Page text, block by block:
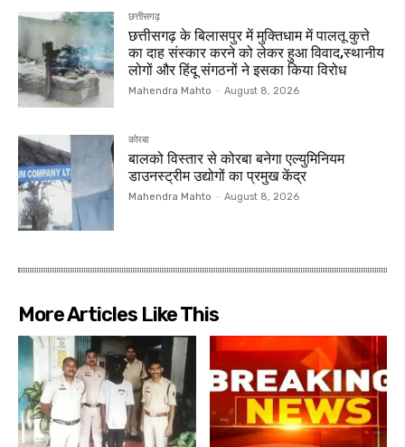
छत्तीसगढ़
छत्तीसगढ़ के बिलासपुर में मुक्तिधाम में पालतू कुत्ते
का दाह संस्कार करने को लेकर हुआ विवाद,स्थानीय
लोगों और हिंदू संगठनों ने इसका किया विरोध
Mahendra Mahto - August 8, 2026
कोरबा
बालको विस्तार से कोरबा बनेगा एल्युमिनियम
डाउनस्ट्रीम उद्योगों का प्रमुख केंद्र
Mahendra Mahto - August 8, 2026
More Articles Like This